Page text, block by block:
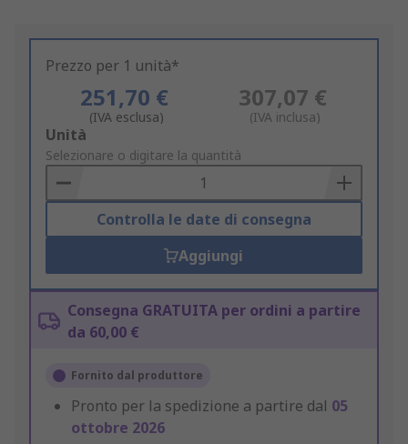
Prezzo per 1 unità*
251,70 €
(IVA esclusa)
307,07 €
(IVA inclusa)
Add
to
Basket
Unità
Selezionare o digitare la quantità
Controlla le date di consegna
Aggiungi
Consegna GRATUITA per ordini a partire
da 60,00 €
Fornito dal produttore
Pronto per la spedizione a partire dal 05
ottobre 2026